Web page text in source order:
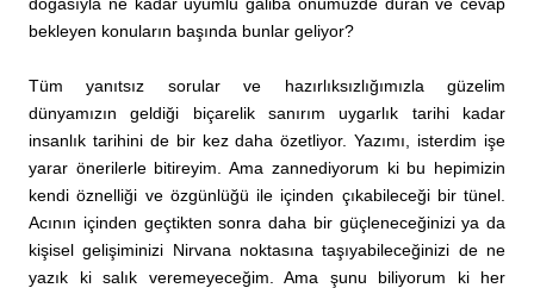
bekleyen konuların başında bunlar geliyor?
Tüm yanıtsız sorular ve hazırlıksızlığımızla güzelim
dünyamızın geldiği biçarelik sanırım uygarlık tarihi kadar
insanlık tarihini de bir kez daha özetliyor. Yazımı, isterdim işe
yarar önerilerle bitireyim. Ama zannediyorum ki bu hepimizin
kendi öznelliği ve özgünlüğü ile içinden çıkabileceği bir tünel.
Acının içinden geçtikten sonra daha bir güçleneceğinizi ya da
kişisel gelişiminizi Nirvana noktasına taşıyabileceğinizi de ne
yazık ki salık veremeyeceğim. Ama şunu biliyorum ki her